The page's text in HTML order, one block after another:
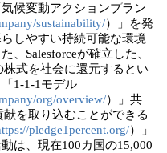
候変動アクションプラン
sustainability/）」を発
しやすい持続可能な環境
、Salesforceが確立した、
式を社会に還元するとい
1-1-1モデル
org/overview/）」共
を取り込むことができる
pledge1percent.org/）」
は、現在100カ国の15,000